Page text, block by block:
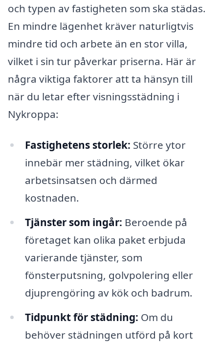
och typen av fastigheten som ska städas.
En mindre lägenhet kräver naturligtvis
mindre tid och arbete än en stor villa,
vilket i sin tur påverkar priserna. Här är
några viktiga faktorer att ta hänsyn till
när du letar efter visningsstädning i
Nykroppa:
Fastighetens storlek: Större ytor
innebär mer städning, vilket ökar
arbetsinsatsen och därmed
kostnaden.
Tjänster som ingår: Beroende på
företaget kan olika paket erbjuda
varierande tjänster, som
fönsterputsning, golvpolering eller
djuprengöring av kök och badrum.
Tidpunkt för städning: Om du
behöver städningen utförd på kort